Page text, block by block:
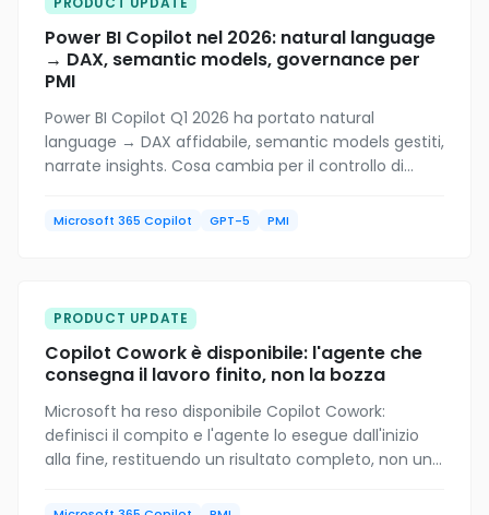
Power BI Copilot nel 2026: natural language
→ DAX, semantic models, governance per
PMI
Power BI Copilot Q1 2026 ha portato natural
language → DAX affidabile, semantic models gestiti,
narrate insights. Cosa cambia per il controllo di
limite.
Microsoft 365 Copilot GPT-5 PMI
PRODUCT UPDATE
Copilot Cowork è disponibile: l'agente che
consegna il lavoro finito, non la bozza
Microsoft ha reso disponibile Copilot Cowork:
definisci il compito e l'agente lo esegue dall'inizio
alla fine, restituendo un risultato completo, non un
PMI.